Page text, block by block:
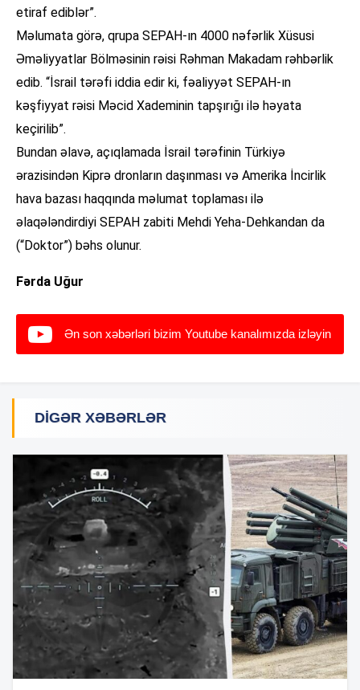
etiraf ediblər”.
Məlumata görə, qrupa SEPAH-ın 4000 nəfərlik Xüsusi
Əməliyyatlar Bölməsinin rəisi Rəhman Makadam rəhbərlik
edib. “İsrail tərəfi iddia edir ki, fəaliyyət SEPAH-ın
kəşfiyyat rəisi Məcid Xademinin tapşırığı ilə həyata
keçirilib”.
Bundan əlavə, açıqlamada İsrail tərəfinin Türkiyə
ərazisindən Kiprə dronların daşınması və Amerika İncirlik
hava bazası haqqında məlumat toplaması ilə
əlaqələndirdiyi SEPAH zabiti Mehdi Yeha-Dehkandan da
(“Doktor”) bəhs olunur.
Fərda Uğur
Ən son xəbərləri bizim Youtube kanalımızda izləyin
DIGƏR XƏBƏRLƏR